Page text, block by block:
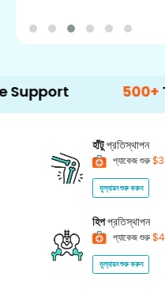
হাঁটুপ্রতিস্থাপন
প্যাকেজ শুরু
মূল্যায়ন শুরু করুন
হিপপ্রতিস্থাপন
প্যাকেজ শুরু
মূল্যায়ন শুরু করুন